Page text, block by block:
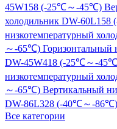
45W158 (-25℃～-45℃)
холодильник DW-
низкотемпературный
～-65℃) Горизонтальный
DW-45W418 (-25℃～-
низкотемпературный
～-65℃) Вертикальный
DW-86L328 (-40℃～-86℃)
Все категории